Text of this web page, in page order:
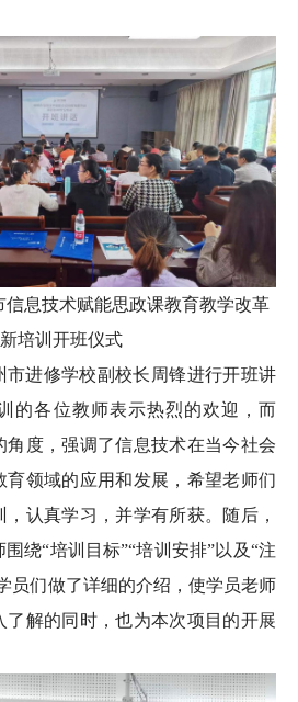
信息技术赋能思政课教育教学改革
培训开班仪式
市进修学校副校长周锋进行开班讲
的各位教师表示热烈的欢迎，而
角度，强调了信息技术在当今社会
育领域的应用和发展，希望老师们
认真学习，并学有所获。随后，
绕“培训目标”“培训安排”以及“注
员们做了详细的介绍，使学员老师
了解的同时，也为本次项目的开展